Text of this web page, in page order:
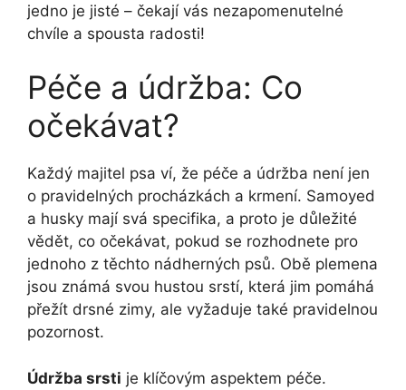
jedno je jisté – čekají vás nezapomenutelné
chvíle a spousta radosti!
Péče a údržba: Co
očekávat?
Každý majitel psa ví, že péče a údržba není jen
o pravidelných procházkách a krmení. Samoyed
a husky mají svá specifika, a proto je důležité
vědět, co očekávat, pokud se rozhodnete pro
jednoho z těchto nádherných psů. Obě plemena
jsou známá svou hustou srstí, která jim pomáhá
přežít drsné zimy, ale vyžaduje také pravidelnou
pozornost.
Údržba srsti je klíčovým aspektem péče.